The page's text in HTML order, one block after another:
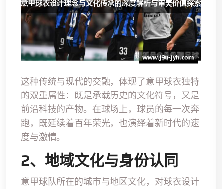
这种传统与现代的交融，体现了意甲球衣独特
的双重属性：既是承载历史的文化符号，又是
前沿科技的产物。在球场上，球员的每一次奔
跑，既延续着百年荣光，也演绎着新时代的速
度与激情。
2、地域文化与身份认同
意甲球队所在的城市与地区文化，对球衣设计